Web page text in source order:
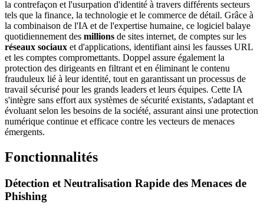
la contrefaçon et l'usurpation d'identité à travers différents secteurs
tels que la finance, la technologie et le commerce de détail. Grâce à
la combinaison de l'IA et de l'expertise humaine, ce logiciel balaye
quotidiennement des millions de sites internet, de comptes sur les
réseaux sociaux et d'applications, identifiant ainsi les fausses URL
et les comptes compromettants. Doppel assure également la
protection des dirigeants en filtrant et en éliminant le contenu
frauduleux lié à leur identité, tout en garantissant un processus de
travail sécurisé pour les grands leaders et leurs équipes. Cette IA
s'intègre sans effort aux systèmes de sécurité existants, s'adaptant et
évoluant selon les besoins de la société, assurant ainsi une protection
numérique continue et efficace contre les vecteurs de menaces
émergents.
Fonctionnalités
Détection et Neutralisation Rapide des Menaces de
Phishing